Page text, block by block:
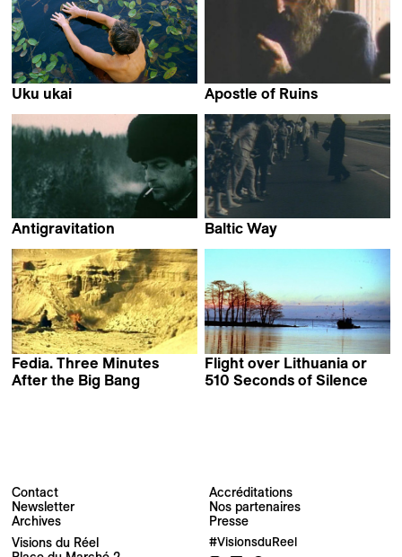
Uku ukai
Apostle of Ruins
Antigravitation
Baltic Way
Fedia. Three Minutes
After the Big Bang
Flight over Lithuania or
510 Seconds of Silence
Contact
Newsletter
Archives
Accréditations
Nos partenaires
Presse
Visions du Réel
#VisionsduReel
Newsletter